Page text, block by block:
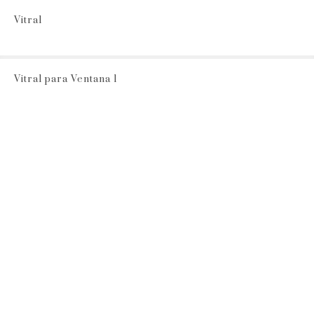
Vitral
Vitral para Ventana 1